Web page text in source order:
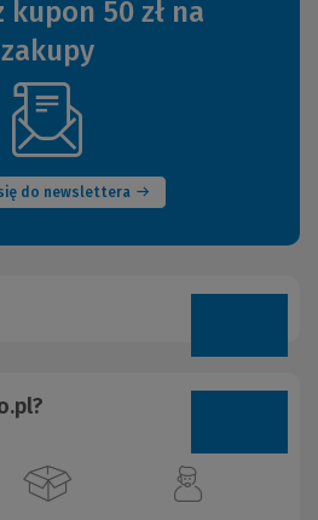
50 zł na
zakupy
do newslettera
(Nowe
okno)